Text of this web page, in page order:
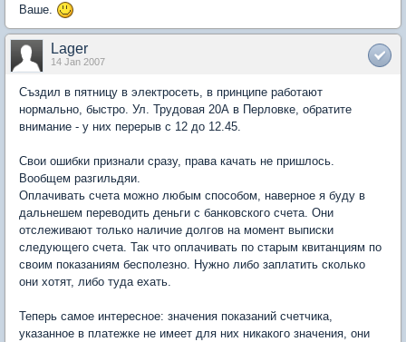
Ваше.
Lager
14 Jan 2007
Създил в пятницу в электросеть, в принципе работают
нормально, быстро. Ул. Трудовая 20А в Перловке, обратите
внимание - у них перерыв с 12 до 12.45.
Свои ошибки признали сразу, права качать не пришлось.
Вообщем разгильдяи.
Оплачивать счета можно любым способом, наверное я буду в
дальнешем переводить деньги с банковского счета. Они
отслеживают только наличие долгов на момент выписки
следующего счета. Так что оплачивать по старым квитанциям по
своим показаниям бесполезно. Нужно либо заплатить сколько
они хотят, либо туда ехать.
Теперь самое интересное: значения показаний счетчика,
указанное в платежке не имеет для них никакого значения, они